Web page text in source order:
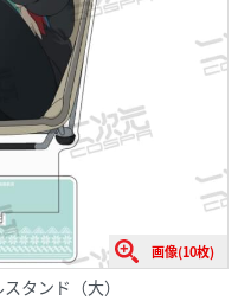
画像(10枚)
タンド（大）